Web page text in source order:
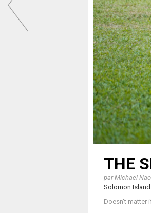
THE
parMichael Nao
Solomon
Doesn't matter